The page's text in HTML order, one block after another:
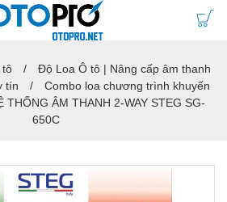
Độ Loa Ô tô | Nâng cấp âm thanh
tín
Combo loa chương trình khuyến
THỐNG ÂM THANH 2-WAY STEG SG-
650C